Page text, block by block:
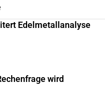
Edelmetallanalyse
wird